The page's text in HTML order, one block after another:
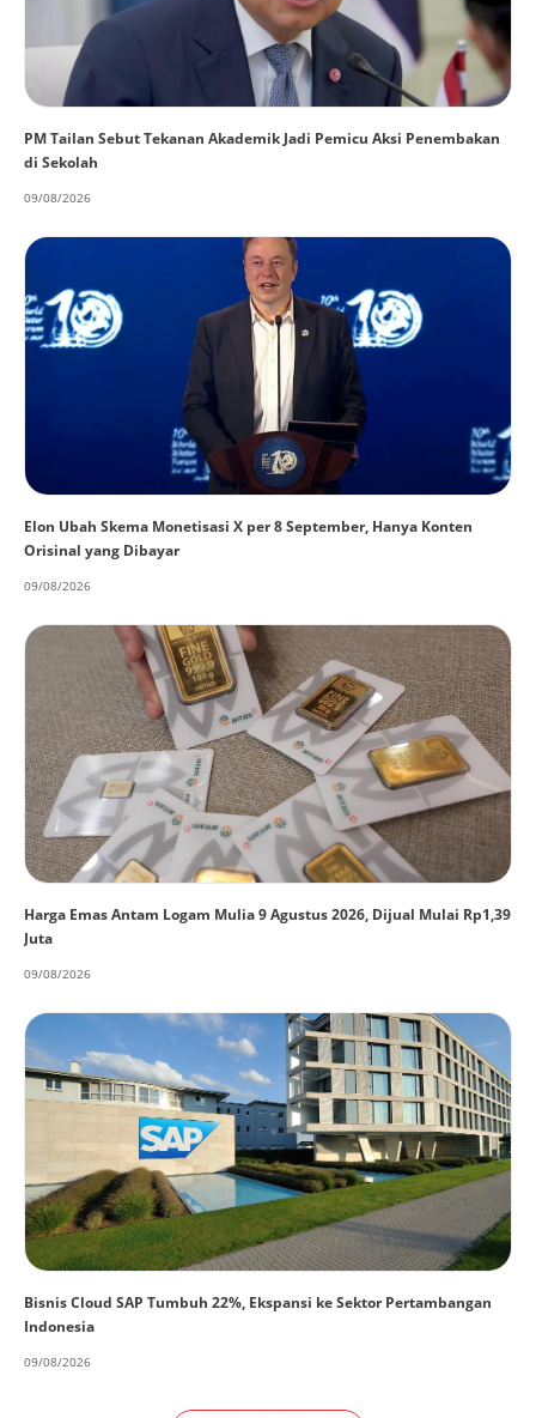
PM Tailan Sebut Tekanan Akademik Jadi Pemicu Aksi Penembakan
di Sekolah
09/08/2026
Elon Ubah Skema Monetisasi X per 8 September, Hanya Konten
Orisinal yang Dibayar
09/08/2026
Harga Emas Antam Logam Mulia 9 Agustus 2026, Dijual Mulai Rp1,39
Juta
09/08/2026
Bisnis Cloud SAP Tumbuh 22%, Ekspansi ke Sektor Pertambangan
Indonesia
09/08/2026